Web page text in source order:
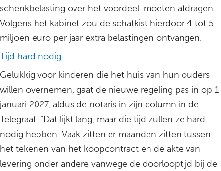
schenkbelasting over het voordeel. moeten afdragen.
Volgens het kabinet zou de schatkist hierdoor 4 tot 5
miljoen euro per jaar extra belastingen ontvangen.
Tijd hard nodig
Gelukkig voor kinderen die het huis van hun ouders
willen overnemen, gaat de nieuwe regeling pas in op 1
januari 2027, aldus de notaris in zijn column in de
Telegraaf. “Dat lijkt lang, maar die tijd zullen ze hard
nodig hebben. Vaak zitten er maanden zitten tussen
het tekenen van het koopcontract en de akte van
levering onder andere vanwege de doorlooptijd bij de